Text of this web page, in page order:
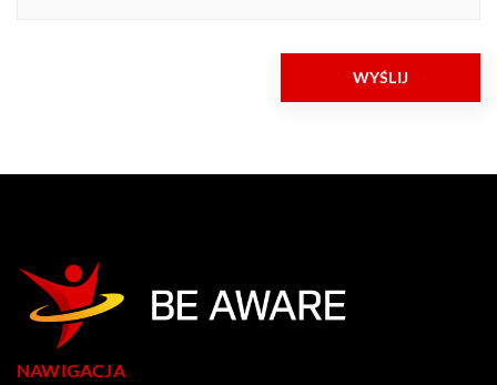
NAWIGACJA